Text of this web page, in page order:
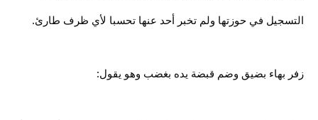
التسجيل في حوزتها ولم تخبر أحد عنها تحسبا لأي ظرف طارئ.
زفر بهاء بضيق وضم قبضة يده بغضب وهو يقول: